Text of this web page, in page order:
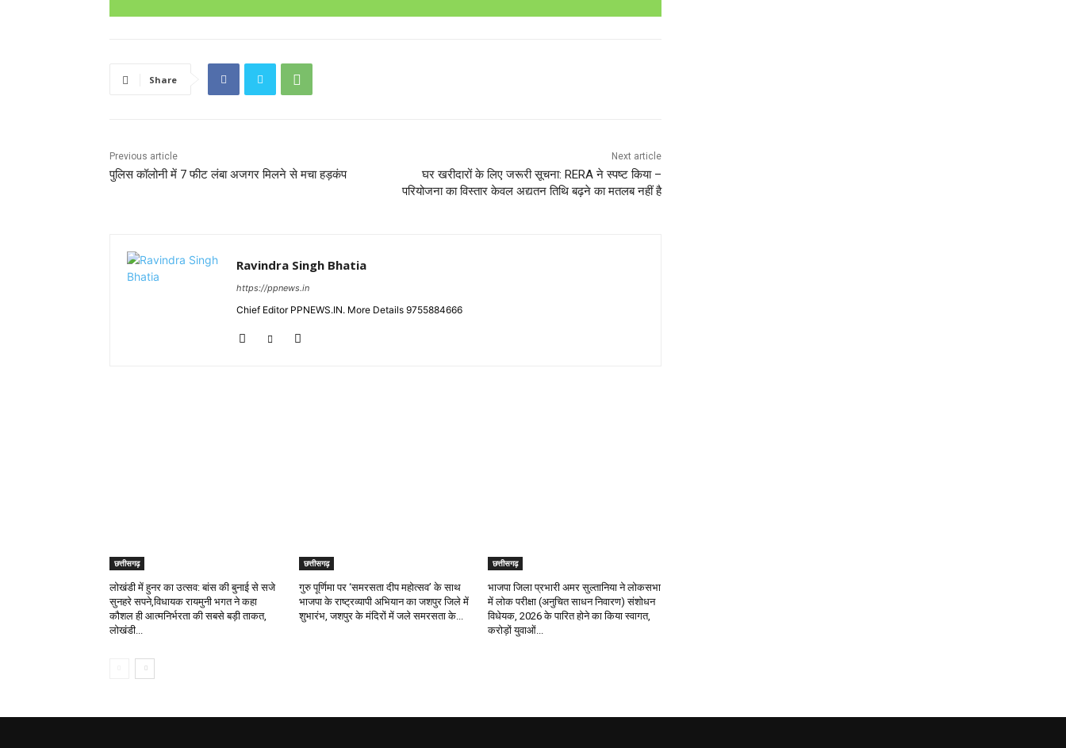
Share
Previous article
पुलिस कॉलोनी में 7 फीट लंबा अजगर मिलने से मचा हड़कंप
Next article
घर खरीदारों के लिए जरूरी सूचना: RERA ने स्पष्ट किया –
परियोजना का विस्तार केवल अद्यतन तिथि बढ़ने का मतलब नहीं है
Ravindra Singh Bhatia
https://ppnews.in
Chief Editor PPNEWS.IN. More Details 9755884666
छत्तीसगढ़
लोखंडी में हुनर का उत्सव: बांस की बुनाई से सजे
सुनहरे सपने,विधायक रायमुनी भगत ने कहा
कौशल ही आत्मनिर्भरता की सबसे बड़ी ताकत,
लोखंडी...
छत्तीसगढ़
गुरु पूर्णिमा पर ‘समरसता दीप महोत्सव’ के साथ
भाजपा के राष्ट्रव्यापी अभियान का जशपुर जिले में
शुभारंभ, जशपुर के मंदिरों में जले समरसता के...
छत्तीसगढ़
भाजपा जिला प्रभारी अमर सुल्तानिया ने लोकसभा
में लोक परीक्षा (अनुचित साधन निवारण) संशोधन
विधेयक, 2026 के पारित होने का किया स्वागत,
करोड़ों युवाओं...